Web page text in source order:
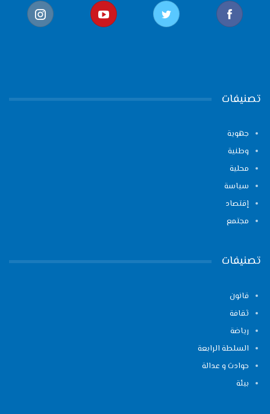
تصنيفات
جهوية
وطنية
محلية
سياسة
إقتصاد
مجتمع
تصنيفات
قانون
ثقافة
رياضة
السلطة الرابعة
حوادث و عدالة
بيئة